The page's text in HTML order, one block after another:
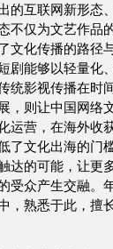
的互联网新形态
不仅为文艺作品
文化传播的路径
剧能够以轻量化
统影视传播在时
，则让中国网络
运营，在海外收
了文化出海的门
达的可能，让更
受众产生交融。
，熟悉于此，擅